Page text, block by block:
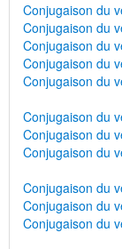
Conjugaison du
Conjugaison du
Conjugaison du
Conjugaison du
Conjugaison du
Conjugaison du
Conjugaison du
Conjugaison du
Conjugaison du
Conjugaison du
Conjugaison du